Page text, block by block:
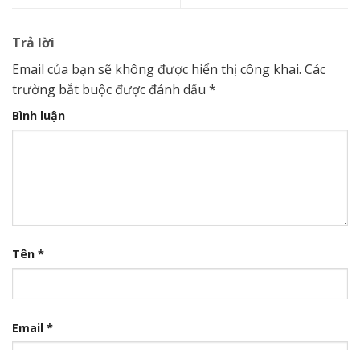
Trả lời
Email của bạn sẽ không được hiển thị công khai. Các
trường bắt buộc được đánh dấu *
Bình luận
Tên *
Email *